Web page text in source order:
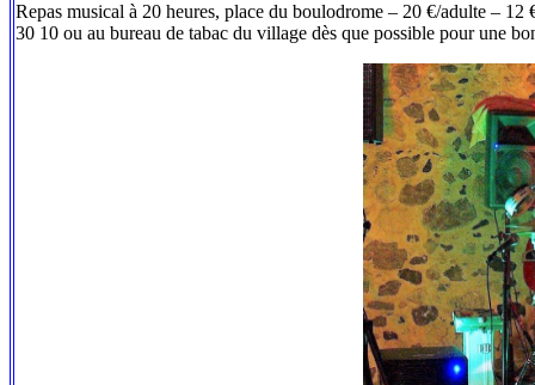
Repas musical à 20 heures, place du boulodrome – 20 €/adulte –
30 10 ou au bureau de tabac du village dès que possible pour une